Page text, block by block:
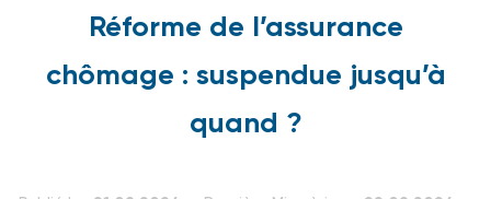
Réforme de l’assurance
chômage : suspendue jusqu’à
quand ?